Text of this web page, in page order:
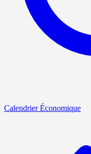
Calendrier Économique